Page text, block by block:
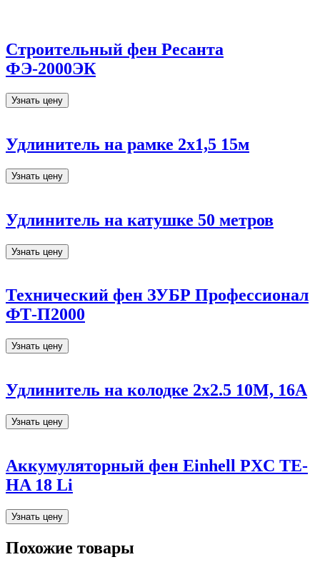
Строительный фен Ресанта
ФЭ-2000ЭК
Узнать цену
Удлинитель на рамке 2х1,5 15м
Узнать цену
Удлинитель на катушке 50 метров
Узнать цену
Технический фен ЗУБР Профессионал
ФТ-П2000
Узнать цену
Удлинитель на колодке 2х2.5 10М, 16А
Узнать цену
Аккумуляторный фен Einhell PXC TE-
HA 18 Li
Узнать цену
Похожие товары